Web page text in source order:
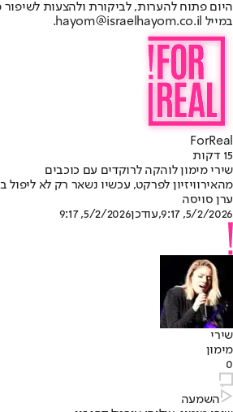
היום פתוח להערות, לביקורת ולהצעות לשיפור
במייל hayom@israelhayom.co.il.
ForReal
15 דקות
שירי מימון לוהקה לרוקדים עם כוכבים
מהאירוויזיון לפרקט, עכשיו נשאר רק לא ליפול
ערן סויסה
5/2/2026, 9:17
,עודכן5/2/2026, 9:17
שירי
מימון
0
השמעה